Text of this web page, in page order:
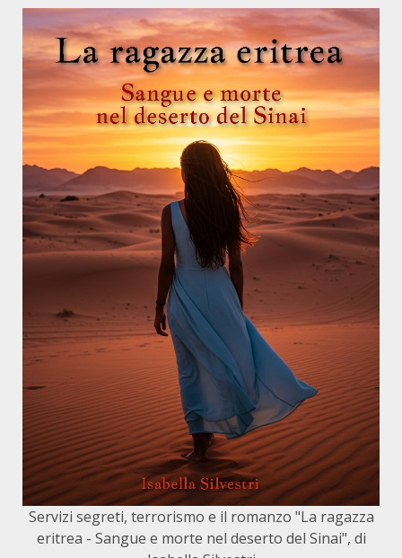
Servizi segreti, terrorismo e il romanzo "La ragazza
eritrea - Sangue e morte nel deserto del Sinai", di